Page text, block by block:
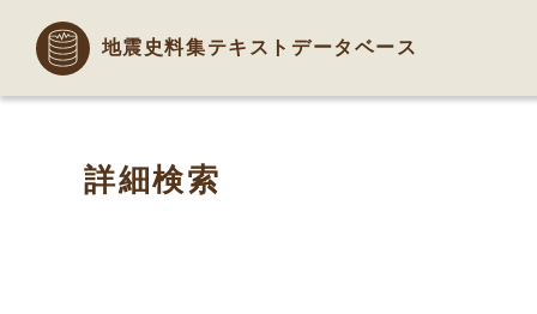
地震史料集テキストデータベース
詳細検索